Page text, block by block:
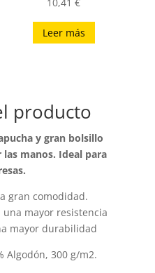
Leer más
producto
y gran bolsillo
manos. Ideal para
gran comodidad.
una mayor resistencia
mayor durabilidad
Algodón, 300 g/m2.